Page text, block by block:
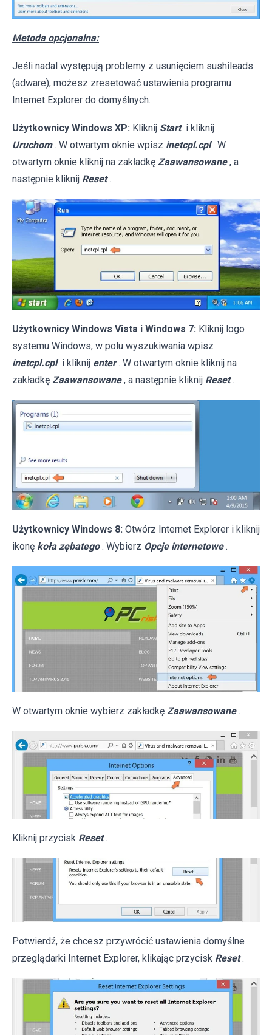
Metoda opcjonalna:
Jeśli nadal występują problemy z usunięciem sushileads
(adware), możesz zresetować ustawienia programu
Internet Explorer do domyślnych.
Użytkownicy Windows XP: Kliknij Start i kliknij
Uruchom . W otwartym oknie wpisz inetcpl.cpl . W
otwartym oknie kliknij na zakładkę Zaawansowane , a
następnie kliknij Reset .
Użytkownicy Windows Vista i Windows 7: Kliknij logo
systemu Windows, w polu wyszukiwania wpisz
inetcpl.cpl i kliknij enter . W otwartym oknie kliknij na
zakładkę Zaawansowane , a następnie kliknij Reset .
Użytkownicy Windows 8: Otwórz Internet Explorer i kliknij
ikonę koła zębatego . Wybierz Opcje internetowe .
W otwartym oknie wybierz zakładkę Zaawansowane .
Kliknij przycisk Reset .
Potwierdź, że chcesz przywrócić ustawienia domyślne
przeglądarki Internet Explorer, klikając przycisk Reset .